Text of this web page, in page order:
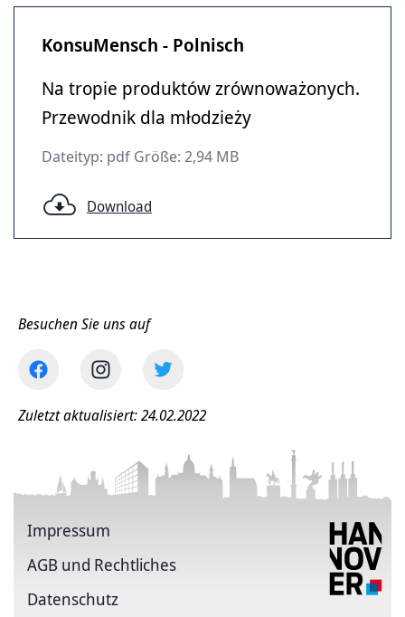
KonsuMensch - Polnisch
Na tropie produktów zrównoważonych.
Przewodnik dla młodzieży
Dateityp: pdf Größe: 2,94 MB
Download
Besuchen Sie uns auf
Zuletzt aktualisiert: 24.02.2022
Impressum
AGB und Rechtliches
Datenschutz